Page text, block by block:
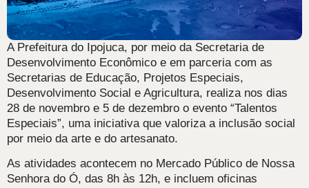
A Prefeitura do Ipojuca, por meio da Secretaria de
Desenvolvimento Econômico e em parceria com as
Secretarias de Educação, Projetos Especiais,
Desenvolvimento Social e Agricultura, realiza nos dias
28 de novembro e 5 de dezembro o evento “Talentos
Especiais”, uma iniciativa que valoriza a inclusão social
por meio da arte e do artesanato.
As atividades acontecem no Mercado Público de Nossa
Senhora do Ó, das 8h às 12h, e incluem oficinas